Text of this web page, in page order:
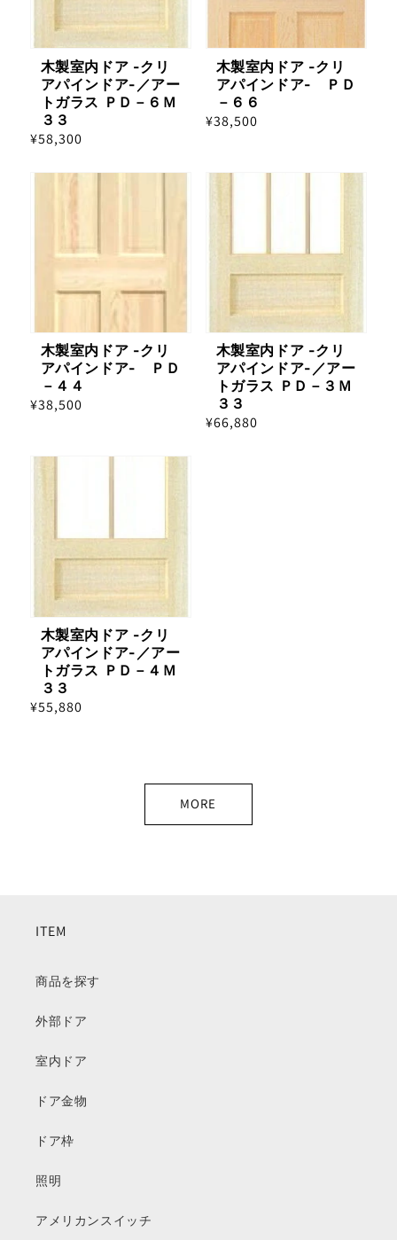
木製室内ドア -クリ
アパインドア-／アー
トガラス ＰＤ－６Ｍ
３３
通
¥58,300
木製室内ドア -クリ
アパインドア- ＰＤ
－６６
通
¥38,500
木製室内ドア -クリ
アパインドア- ＰＤ
－４４
通
¥38,500
木製室内ドア -クリ
アパインドア-／アー
トガラス ＰＤ－３Ｍ
３３
通
¥66,880
木製室内ドア -クリ
アパインドア-／アー
トガラス ＰＤ－４Ｍ
３３
通
¥55,880
MORE
ITEM
商品を探す
外部ドア
室内ドア
ドア金物
ドア枠
照明
アメリカンスイッチ